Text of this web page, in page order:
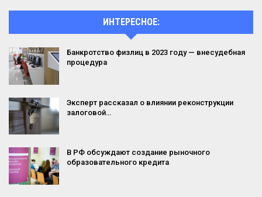
ИНТЕРЕСНОЕ:
Банкротство физлиц в 2023 году — внесудебная
процедура
Эксперт рассказал о влиянии реконструкции
залоговой…
В РФ обсуждают создание рыночного
образовательного кредита